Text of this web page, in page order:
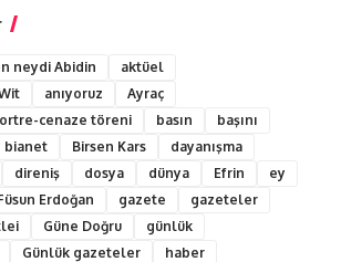
neydi Abidin
aktüel
anıyoruz
Ayraç
cenaze töreni
basın
başını
bianet Birsen Kars
dayanışma
direniş dosya dünya Efrin
ey
Erdoğan gazete
gazeteler
Güne Doğru
günlük
Günlük gazeteler
haber